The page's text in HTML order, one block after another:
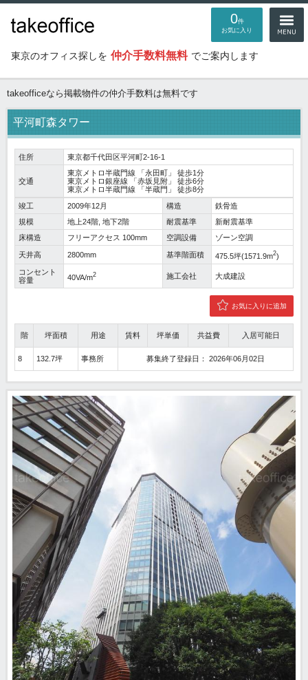
東京のオフィス探しを 仲介手数料無料 でご案内します
0件
お気に入り
takeofficeなら掲載物件の仲介手数料は無料です
平河町森タワー
住所 東京都千代田区平河町2-16-1
交通
東京メトロ半蔵門線 「永田町 」 徒歩1分
東京メトロ銀座線 「赤坂見附 」 徒歩6分
東京メトロ半蔵門線 「半蔵門 」 徒歩8分
竣工
2009年12月 構造
鉄骨造
規模
地上24階, 地下2階 耐震基準
新耐震基準
床構造
フリーアクセス 100mm 空調設備 ゾーン空調
天井高 2800mm 基準階面積 475.5坪(1571.9m2)
コンセント
容量
40VA/m2 施工会社 大成建設
お気に入りに追加
階 坪面積 用途 賃料 坪単価 共益費 入居可能日
8 132.7坪 事務所 募集終了登録日： 2026年06月02日